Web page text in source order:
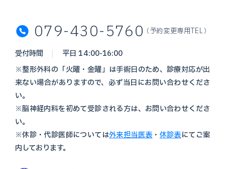
079-430-5760 （予約変更専用TEL）
受付時間
平日 14:00-16:00
※整形外科の「火曜・金曜」は手術日のため、診療対応が出
来ない場合がありますので、必ず当日にお問い合わせくださ
い。
※脳神経内科を初めて受診される方は、お問い合わせくださ
い。
※休診・代診医師については外来担当医表・休診表にてご案
内しております。